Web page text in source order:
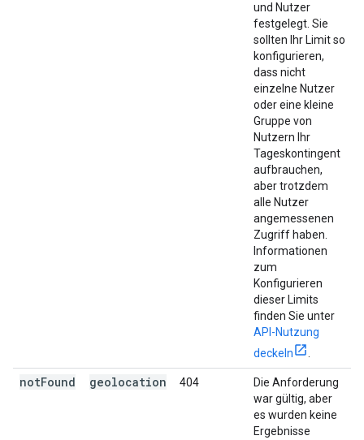
und Nutzer
festgelegt. Sie
sollten Ihr Limit so
konfigurieren,
dass nicht
einzelne Nutzer
oder eine kleine
Gruppe von
Nutzern Ihr
Tageskontingent
aufbrauchen,
aber trotzdem
alle Nutzer
angemessenen
Zugriff haben.
Informationen
zum
Konfigurieren
dieser Limits
finden Sie unter
API-Nutzung
deckeln
notFound geolocation 404
Die Anforderung
war gültig, aber
es wurden keine
Ergebnisse